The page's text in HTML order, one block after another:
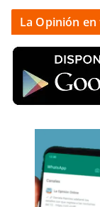
La Opinión en